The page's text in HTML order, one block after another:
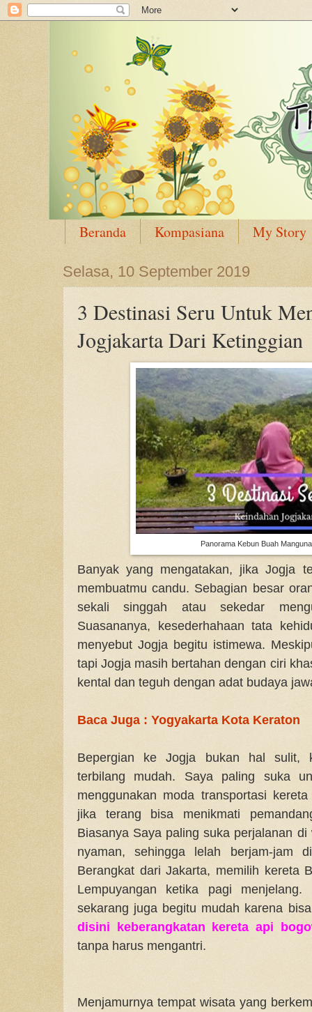
Beranda Kompasiana My Story
Selasa, 10 September 2019
3 Destinasi Seru Untuk
Jogjakarta Dari Ketinggian
Panorama Kebun Buah
Banyak yang mengatakan, jika Jogja
membuatmu candu. Sebagian besar
sekali singgah atau sekedar
Suasananya, kesederhahaan tata
menyebut Jogja begitu istimewa.
tapi Jogja masih bertahan dengan ciri
kental dan teguh dengan adat budaya
Baca Juga : Yogyakarta Kota Keraton
Bepergian ke Jogja bukan hal sulit,
terbilang mudah. Saya paling suka
menggunakan moda transportasi
jika terang bisa menikmati
Biasanya Saya paling suka perjalanan
nyaman, sehingga lelah berjam-jam
Berangkat dari Jakarta, memilih kereta
Lempuyangan ketika pagi
sekarang juga begitu mudah karena
disini keberangkatan kereta api
tanpa harus mengantri.
Menjamurnya tempat wisata yang